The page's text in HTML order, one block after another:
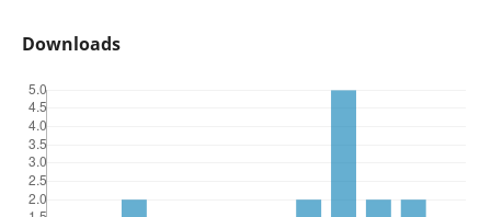
Downloads